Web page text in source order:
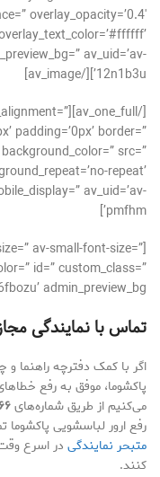
overlay_opacity=’0.4′
av_uid=’av-
12n1b3u’][/av_image]
padding=’0px’ border=”
src=”
repeat’
av_uid=’av-
pmfhm’]
av-small-font-size=”
id=” custom_class=”
admin_preview_bg=”]
تماس با نمایندگی
اگر با کمک دفترچه راهنما
پاكشوما، موفق به رفع
می‌کنیم از طریق شماره‌های
رفع ارور لباسشویی
متبحر نمایندگی در اسرع
کنند.